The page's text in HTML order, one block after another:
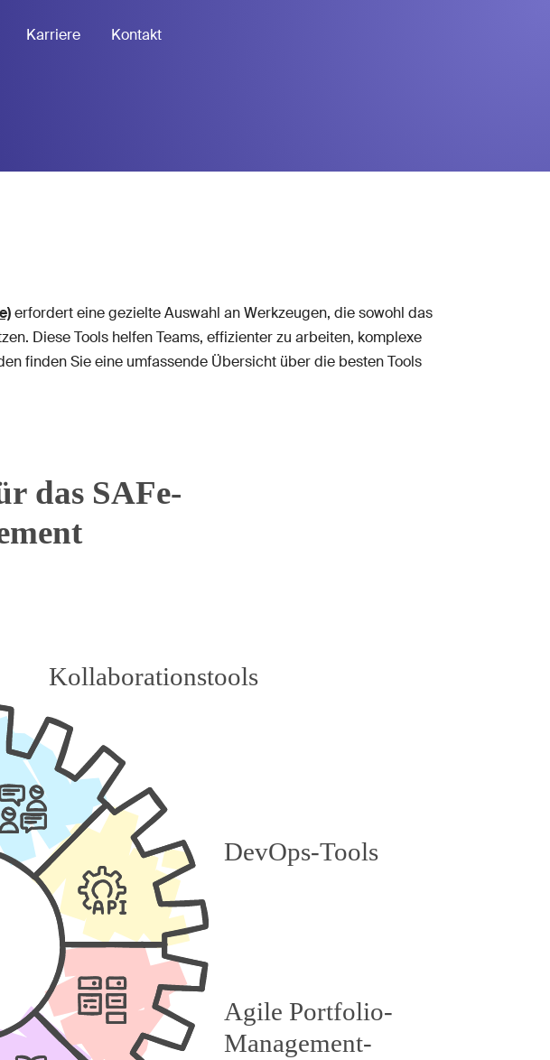
Karriere Kontakt
erfordert eine gezielte Auswahl an Werkzeugen, die sowohl das
Diese Tools helfen Teams, effizienter zu arbeiten, komplexe
finden Sie eine umfassende Übersicht über die besten Tools